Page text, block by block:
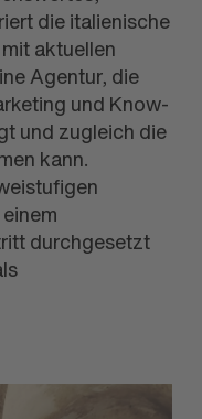
die italienische
aktuellen
Agentur, die
und Know-
und zugleich die
kann.
durchgesetzt